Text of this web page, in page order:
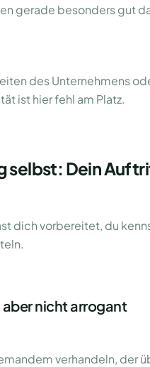
gerade besonders gut
des Unternehmens
ist hier fehl am Platz.
selbst: Dein
dich vorbereitet, du
nicht arrogant
verhandeln, der